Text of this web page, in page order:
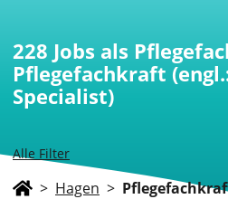
Alle Filter
228 Jobs als
Pflegefachkraft
Specialist)
> Hagen >